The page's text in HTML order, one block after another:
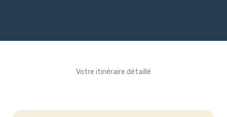
Votre itinéraire détaillé